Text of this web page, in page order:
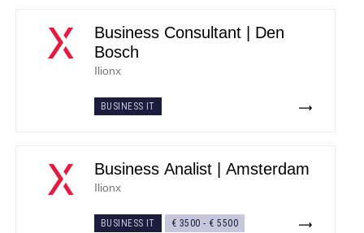
Business Consultant | Den
Bosch
Ilionx
BUSINESS IT
Business Analist | Amsterdam
Ilionx
BUSINESS IT € 3500 - € 5500